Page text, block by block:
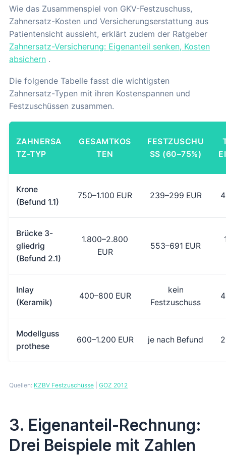
Wie das Zusammenspiel von GKV-Festzuschuss,
Zahnersatz-Kosten und Versicherungserstattung aus
Patientensicht aussieht, erklärt zudem der Ratgeber
Zahnersatz-Versicherung: Eigenanteil senken, Kosten
absichern .
Die folgende Tabelle fasst die wichtigsten
Zahnersatz-Typen mit ihren Kostenspannen und
Festzuschüssen zusammen.
ZAHNERSA
TZ-TYP
GESAMTKOS
TEN
FESTZUSCHU
SS (60–75%)
Krone
(Befund 1.1)
750–1.100 EUR 239–299 EUR
Brücke 3-
gliedrig
(Befund 2.1)
1.800–2.800
EUR
553–691 EUR
Inlay
(Keramik)
400–800 EUR
kein
Festzuschuss
Modellguss
prothese
600–1.200 EUR je nach Befund
Quellen: KZBV Festzuschüsse GOZ 2012
3. Eigenanteil-Rechnung:
Drei Beispiele mit Zahlen